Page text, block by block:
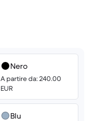
Nero
A partire da: 240.00
EUR
Blu